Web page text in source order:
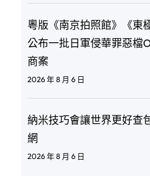
粵版《南京拍照館》《東
公布一批日軍侵華罪惡檔
商案
2026 年 8 月 6 日
納米技巧會讓世界更好查
網
2026 年 8 月 6 日